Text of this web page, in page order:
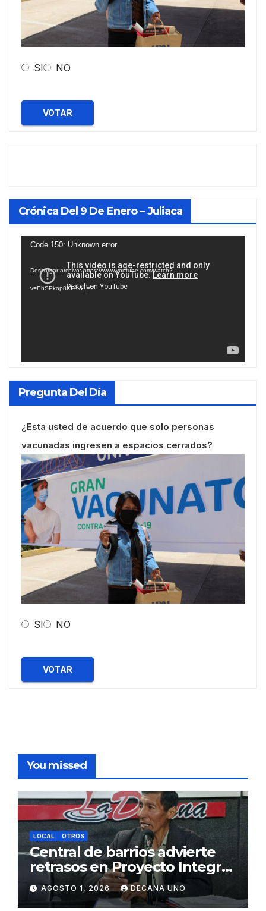
SI NO
VOTAR
Crónica Del 9 De Enero – Juliaca
Reproductor
vídeo
Code 150: Unknown error.
Descargar archivo: https://www.youtube.com/watch?
v=EhSPkop8KPY&_=2
Pregunta Del Día
¿Esta usted de acuerdo que solo personas
vacunadas ingresen a espacios cerrados?
SI NO
VOTAR
You missed
LOCAL OTROS
Central de barrios advierte
retrasos en Proyecto Integral
de Agua y Alcantarillado para
Juliaca
AGOSTO 1, 2026 DECANA UNO